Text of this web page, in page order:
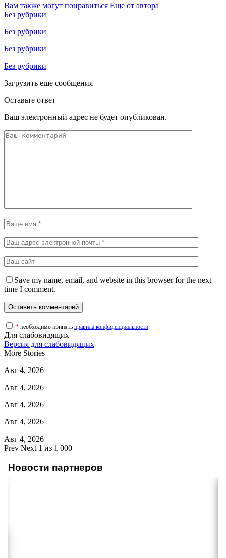
Вам также могут понравиться Еще от автора
Без рубрики
Без рубрики
Без рубрики
Без рубрики
Загрузить еще сообщения
Оставьте ответ
Ваш электронный адрес не будет опубликован.
Save my name, email, and website in this browser for the next
time I comment.
* необходимо принять правила конфиденциальности
Для слабовидящих
Версия для слабовидящих
More Stories
Авг 4, 2026
Авг 4, 2026
Авг 4, 2026
Авг 4, 2026
Авг 4, 2026
Prev Next 1 из 1 000
Новости партнеров